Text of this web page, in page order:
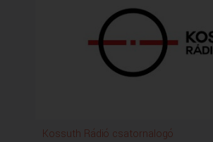
Kossuth Rádió csatornalogó